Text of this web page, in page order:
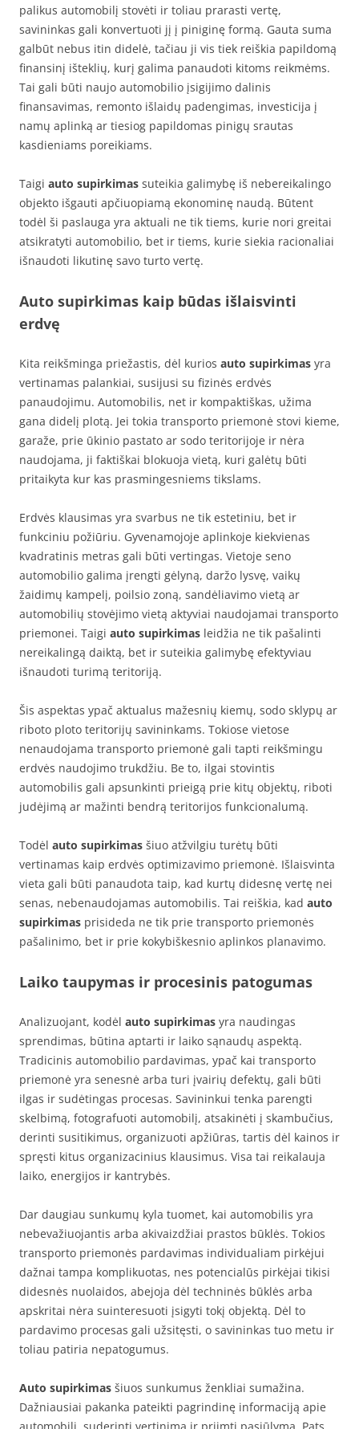
palikus automobilį stovėti ir toliau prarasti vertę,
savininkas gali konvertuoti jį į piniginę formą. Gauta suma
galbūt nebus itin didelė, tačiau ji vis tiek reiškia papildomą
finansinį išteklių, kurį galima panaudoti kitoms reikmėms.
Tai gali būti naujo automobilio įsigijimo dalinis
finansavimas, remonto išlaidų padengimas, investicija į
namų aplinką ar tiesiog papildomas pinigų srautas
kasdieniams poreikiams.
Taigi auto supirkimas suteikia galimybę iš nebereikalingo
objekto išgauti apčiuopiamą ekonominę naudą. Būtent
todėl ši paslauga yra aktuali ne tik tiems, kurie nori greitai
atsikratyti automobilio, bet ir tiems, kurie siekia racionaliai
išnaudoti likutinę savo turto vertę.
Auto supirkimas kaip būdas išlaisvinti
erdvę
Kita reikšminga priežastis, dėl kurios auto supirkimas yra
vertinamas palankiai, susijusi su fizinės erdvės
panaudojimu. Automobilis, net ir kompaktiškas, užima
gana didelį plotą. Jei tokia transporto priemonė stovi kieme,
garaže, prie ūkinio pastato ar sodo teritorijoje ir nėra
naudojama, ji faktiškai blokuoja vietą, kuri galėtų būti
pritaikyta kur kas prasmingesniems tikslams.
Erdvės klausimas yra svarbus ne tik estetiniu, bet ir
funkciniu požiūriu. Gyvenamojoje aplinkoje kiekvienas
kvadratinis metras gali būti vertingas. Vietoje seno
automobilio galima įrengti gėlyną, daržo lysvę, vaikų
žaidimų kampelį, poilsio zoną, sandėliavimo vietą ar
automobilių stovėjimo vietą aktyviai naudojamai transporto
priemonei. Taigi auto supirkimas leidžia ne tik pašalinti
nereikalingą daiktą, bet ir suteikia galimybę efektyviau
išnaudoti turimą teritoriją.
Šis aspektas ypač aktualus mažesnių kiemų, sodo sklypų ar
riboto ploto teritorijų savininkams. Tokiose vietose
nenaudojama transporto priemonė gali tapti reikšmingu
erdvės naudojimo trukdžiu. Be to, ilgai stovintis
automobilis gali apsunkinti prieigą prie kitų objektų, riboti
judėjimą ar mažinti bendrą teritorijos funkcionalumą.
Todėl auto supirkimas šiuo atžvilgiu turėtų būti
vertinamas kaip erdvės optimizavimo priemonė. Išlaisvinta
vieta gali būti panaudota taip, kad kurtų didesnę vertę nei
senas, nebenaudojamas automobilis. Tai reiškia, kad auto
supirkimas prisideda ne tik prie transporto priemonės
pašalinimo, bet ir prie kokybiškesnio aplinkos planavimo.
Laiko taupymas ir procesinis patogumas
Analizuojant, kodėl auto supirkimas yra naudingas
sprendimas, būtina aptarti ir laiko sąnaudų aspektą.
Tradicinis automobilio pardavimas, ypač kai transporto
priemonė yra senesnė arba turi įvairių defektų, gali būti
ilgas ir sudėtingas procesas. Savininkui tenka parengti
skelbimą, fotografuoti automobilį, atsakinėti į skambučius,
derinti susitikimus, organizuoti apžiūras, tartis dėl kainos ir
spręsti kitus organizacinius klausimus. Visa tai reikalauja
laiko, energijos ir kantrybės.
Dar daugiau sunkumų kyla tuomet, kai automobilis yra
nebevažiuojantis arba akivaizdžiai prastos būklės. Tokios
transporto priemonės pardavimas individualiam pirkėjui
dažnai tampa komplikuotas, nes potencialūs pirkėjai tikisi
didesnės nuolaidos, abejoja dėl techninės būklės arba
apskritai nėra suinteresuoti įsigyti tokį objektą. Dėl to
pardavimo procesas gali užsitęsti, o savininkas tuo metu ir
toliau patiria nepatogumus.
Auto supirkimas šiuos sunkumus ženkliai sumažina.
Dažniausiai pakanka pateikti pagrindinę informaciją apie